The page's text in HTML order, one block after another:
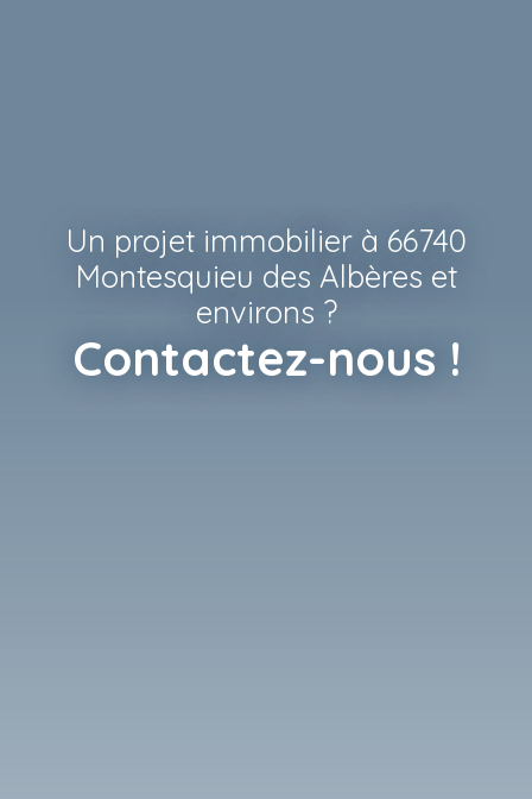
Un projet immobilier à 66740
Montesquieu des Albères et
environs ?
Contactez-nous !